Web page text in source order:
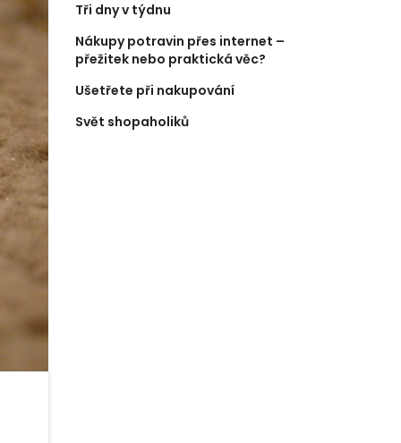
Tři dny v týdnu
Nákupy potravin přes internet –
přežitek nebo praktická věc?
Ušetřete při nakupování
Svět shopaholiků